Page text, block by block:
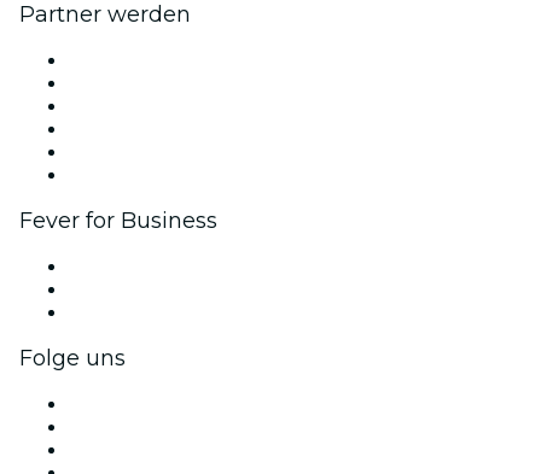
Partner werden
Fever for Business
Folge uns